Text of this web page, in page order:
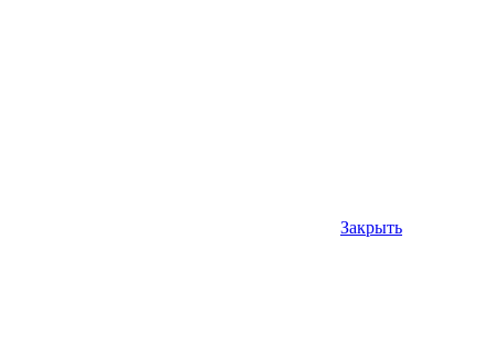
Закрыть